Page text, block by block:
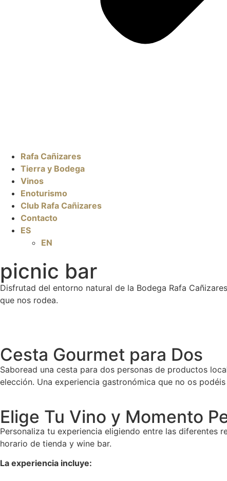
Rafa Cañizares
Tierra y Bodega
Vinos
Enoturismo
Club Rafa Cañizares
Contacto
ES
EN
picnic bar
Disfrutad del entorno natural de la Bodega Rafa
que nos rodea.
Cesta Gourmet para Dos
Saboread una cesta para dos personas de productos
elección. Una experiencia gastronómica que no os podéis
Elige Tu Vino y Momento
Personaliza tu experiencia eligiendo entre las diferentes
horario de tienda y wine bar.
La experiencia incluye: